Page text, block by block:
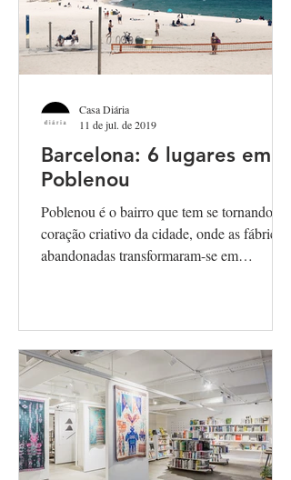
Barcelona: 6 lugares em
Poblenou
Poblenou é o bairro que tem se tornando o
coração criativo da cidade, onde as fábricas
abandonadas transformaram-se em
Casa Diária
11 de jul. de 2019